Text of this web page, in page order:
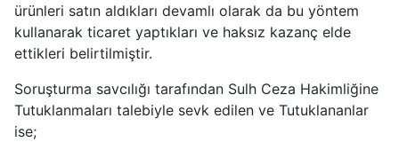
ürünleri satın aldıkları devamlı olarak da bu yöntem
kullanarak ticaret yaptıkları ve haksız kazanç elde
ettikleri belirtilmiştir.
Soruşturma savcılığı tarafından Sulh Ceza Hakimliğine
Tutuklanmaları talebiyle sevk edilen ve Tutuklananlar
ise;